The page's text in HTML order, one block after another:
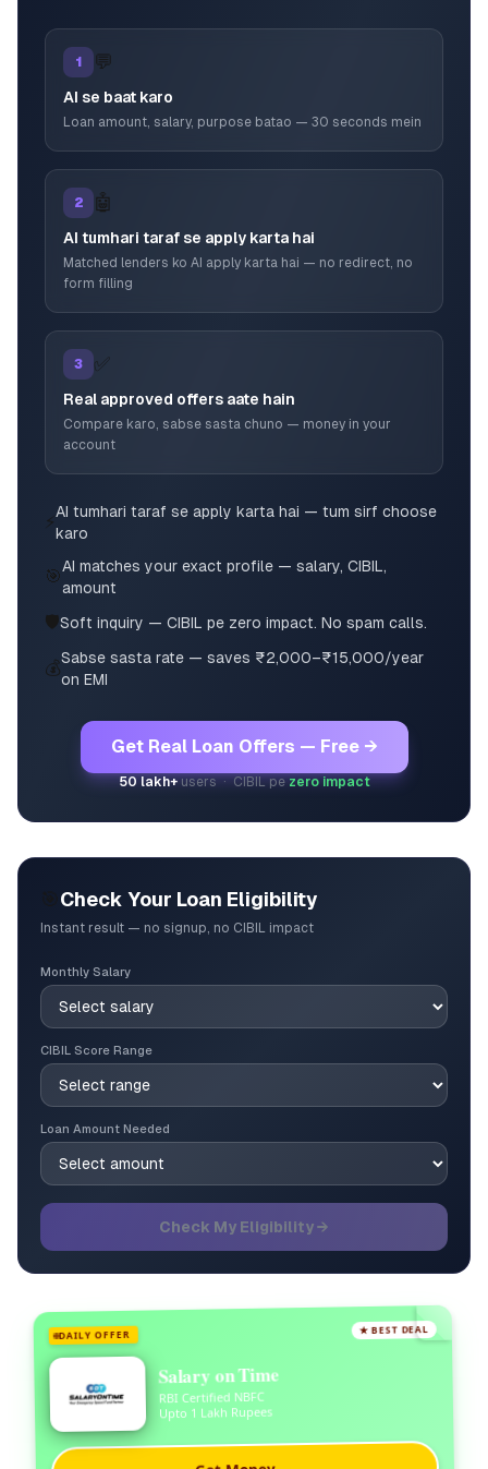
1 💬
AI se baat karo
Loan amount, salary, purpose batao — 30 seconds mein
2 🤖
AI tumhari taraf se apply karta hai
Matched lenders ko AI apply karta hai — no redirect, no
form filling
3 ✅
Real approved offers aate hain
Compare karo, sabse sasta chuno — money in your
account
⚡AI tumhari taraf se apply karta hai — tum sirf choose
karo
🎯AI matches your exact profile — salary, CIBIL,
amount
🛡️Soft inquiry — CIBIL pe zero impact. No spam calls.
💰Sabse sasta rate — saves ₹2,000–₹15,000/year
on EMI
Get Real Loan Offers — Free →
50 lakh+users · CIBIL pezero impact
Check Your Loan Eligibility
Instant result — no signup, no CIBIL impact
Monthly Salary
CIBIL Score Range
Loan Amount Needed
Check My Eligibility →
DAILY OFFER ★ BEST DEAL
Salary on Time
RBI Certified NBFC
Upto 1 Lakh Rupees